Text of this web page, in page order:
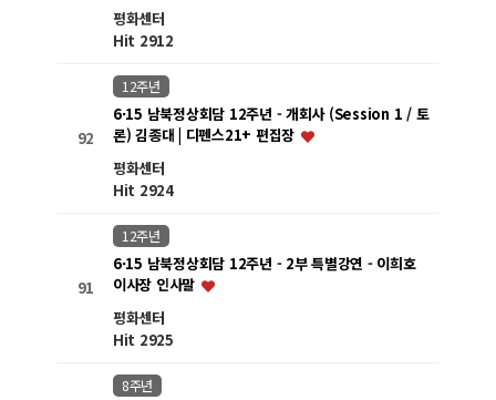
평화센터
Hit 2912
92
12주년
6·15 남북정상회담 12주년 - 개회사 (Session 1 / 토
론) 김종대 | 디펜스21+ 편집장
평화센터
Hit 2924
91
12주년
6·15 남북정상회담 12주년 - 2부 특별강연 - 이희호
이사장 인사말
평화센터
Hit 2925
8주년